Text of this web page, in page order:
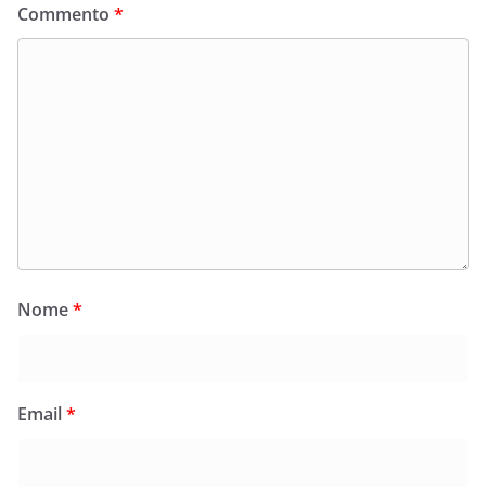
Commento *
Nome*
Email*